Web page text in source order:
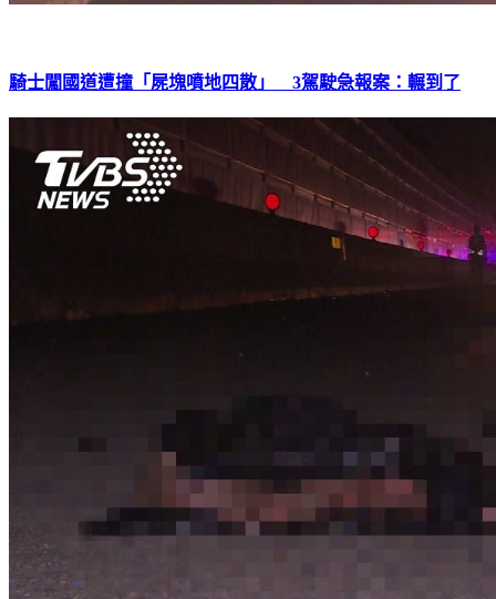
騎士闖國道遭撞「屍塊噴地四散」 3駕駛急報案：輾到了